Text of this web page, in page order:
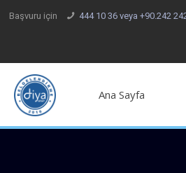
Başvuru için 444 10 36 veya +90.242
Ana Sayfa